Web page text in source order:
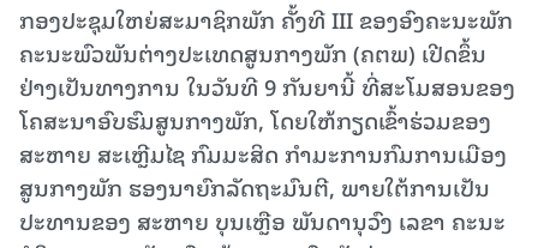
ກອງປະຊຸມໃຫຍ່ສະມາຊິກພັກ ຄັ້ງທີ III ຂອງອົງຄະນະພັກ
ຄະນະພົວພັນຕ່າງປະເທດສູນກາງພັກ (ຄຕພ) ເປີດຂຶ້ນ
ຢ່າງເປັນທາງການ ໃນວັນທີ 9 ກັນຍານີ້ ທີ່ສະໂມສອນຂອງ
ໂຄສະນາອົບຮົມສູນກາງພັກ, ໂດຍໃຫ້ກຽດເຂົ້າຮ່ວມຂອງ
ສະຫາຍ ສະເຫຼີມໄຊ ກົມມະສິດ ກໍາມະການກົມການເມືອງ
ສູນກາງພັກ ຮອງນາຍົກລັດຖະມົນຕີ, ພາຍໃຕ້ການເປັນ
ປະທານຂອງ ສະຫາຍ ບຸນເຫຼືອ ພັນດານຸວົງ ເລຂາ ຄະນະ